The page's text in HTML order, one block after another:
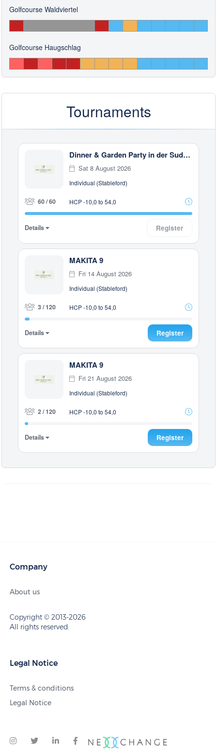
Golfcourse Waldviertel
Golfcourse Haugschlag
Tournaments
Dinner & Garden Party in der Sudanesischen Botschaft in Rottal
Sat 8 August 2026
Individual (Stableford)
60 / 60 HCP -10,0 to 54,0
Details Register
MAKITA 9
Fri 14 August 2026
Individual (Stableford)
3 / 120 HCP -10,0 to 54,0
Details Register
MAKITA 9
Fri 21 August 2026
Individual (Stableford)
2 / 120 HCP -10,0 to 54,0
Details Register
Company
About us
Copyright © 2013-2026
All rights reserved.
Legal Notice
Terms & conditions
Legal Notice